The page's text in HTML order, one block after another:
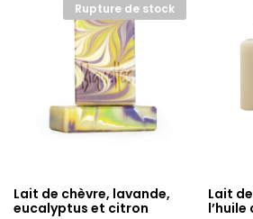
Rupture de stock
Lait de chèvre, lavande,
eucalyptus et citron
Lait